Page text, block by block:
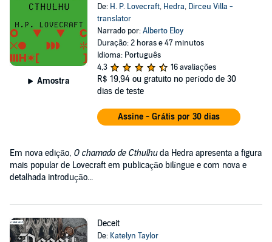
Amostra
De: H. P. Lovecraft, Hedra, Dirceu Villa -
translator
Narrado por:Alberto Eloy
Duração: 2 horas e 47 minutos
Idioma: Português
4,3
16 avaliações
R$ 19,94 ou gratuito no período de 30
dias de teste
Assine - Grátis por 30 dias
Em nova edição, O chamado de Cthulhuda Hedra apresenta a figura
mais popular de Lovecraft em publicação bilíngue e com nova e
detalhada introdução...
Deceit
De: Katelyn Taylor